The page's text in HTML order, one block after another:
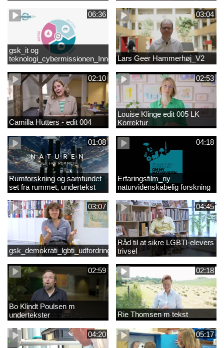
06:36
gsk_it og
teknologi_cybermissionen_Innovationscirklen
03:04
Lars Geer Hammerhøj_V2
02:10
Camilla Hutters - edit 004
02:53
Louise Klinge edit 005 LK
Korrektur
01:08
Rumforskning og samfundet
set fra rummet, undertekst
04:18
Erfaringsfilm_ny
naturvidenskabelig forskning
03:07
gsk_demokrati_lgbti_udfordringer
04:45
Råd til at sikre LGBTI-elevers
trivsel
02:59
Bo Klindt Poulsen m
undertekster
02:18
Rie Thomsen m tekst
04:20 05:17